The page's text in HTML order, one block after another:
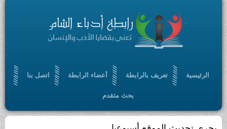
الرئيسية تعريف بالرابطة أعضاء الرابطة اتصل بنا
بحث متقدم